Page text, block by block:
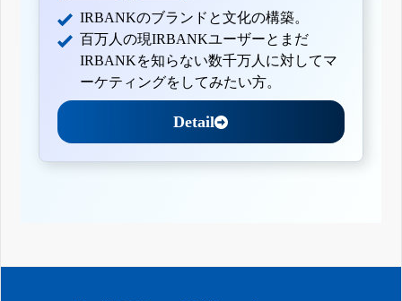
IRBANKのブランドと文化の構築。
百万人の現IRBANKユーザーとまだ
IRBANKを知らない数千万人に対してマ
ーケティングをしてみたい方。
Detail